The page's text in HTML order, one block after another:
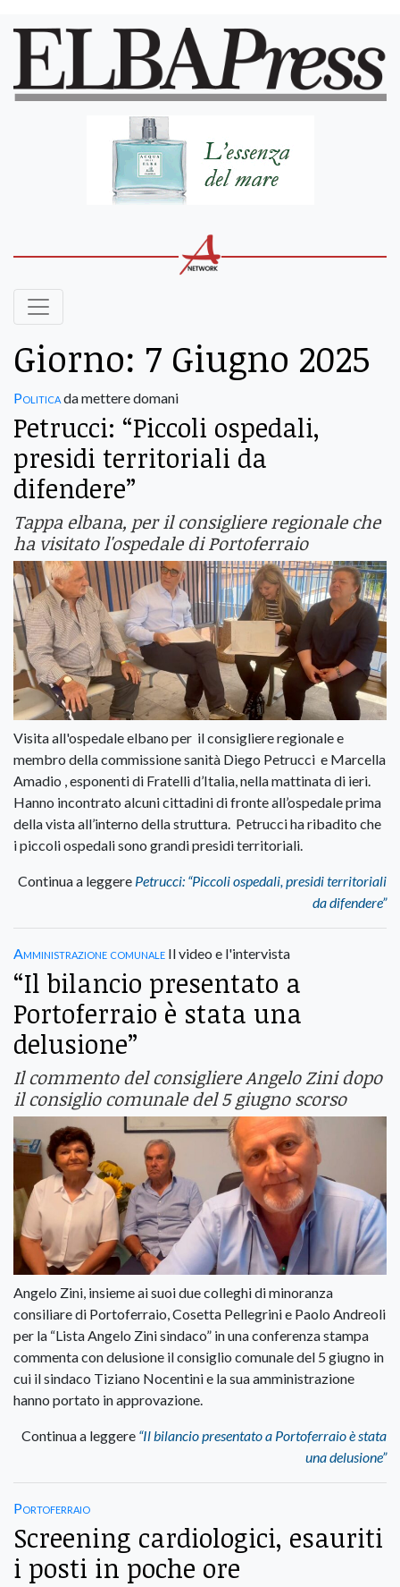
Giorno: 7 Giugno 2025
Politicada mettere domani
Petrucci: “Piccoli ospedali,
presidi territoriali da
difendere”
Tappa elbana, per il consigliere regionale che
ha visitato l'ospedale di Portoferraio
Visita all'ospedale elbano per il consigliere regionale e
membro della commissione sanità Diego Petrucci e Marcella
Amadio , esponenti di Fratelli d’Italia, nella mattinata di ieri.
Hanno incontrato alcuni cittadini di fronte all’ospedale prima
della vista all’interno della struttura. Petrucci ha ribadito che
i piccoli ospedali sono grandi presidi territoriali.
Continua a leggere Petrucci: “Piccoli ospedali, presidi territoriali
da difendere”
Amministrazione comunale Il video e l'intervista
“Il bilancio presentato a
Portoferraio è stata una
delusione”
Il commento del consigliere Angelo Zini dopo
il consiglio comunale del 5 giugno scorso
Angelo Zini, insieme ai suoi due colleghi di minoranza
consiliare di Portoferraio, Cosetta Pellegrini e Paolo Andreoli
per la “Lista Angelo Zini sindaco” in una conferenza stampa
commenta con delusione il consiglio comunale del 5 giugno in
cui il sindaco Tiziano Nocentini e la sua amministrazione
hanno portato in approvazione.
Continua a leggere “Il bilancio presentato a Portoferraio è stata
una delusione”
Portoferraio
Screening cardiologici, esauriti
i posti in poche ore